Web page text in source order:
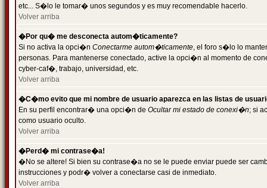
etc... S�lo le tomar� unos segundos y es muy recomendable hacerlo.
Volver arriba
�Por qu� me desconecta autom�ticamente?
Si no activa la opci�n Conectarme autom�ticamente, el foro s�lo lo
personas. Para mantenerse conectado, active la opci�n al momento de
cyber-caf�, trabajo, universidad, etc.
Volver arriba
�C�mo evito que mi nombre de usuario aparezca en las listas de
En su perfil encontrar� una opci�n de Ocultar mi estado de conexi�n; si
como usuario oculto.
Volver arriba
�Perd� mi contrase�a!
�No se altere! Si bien su contrase�a no se le puede enviar puede ser
instrucciones y podr� volver a conectarse casi de inmediato.
Volver arriba